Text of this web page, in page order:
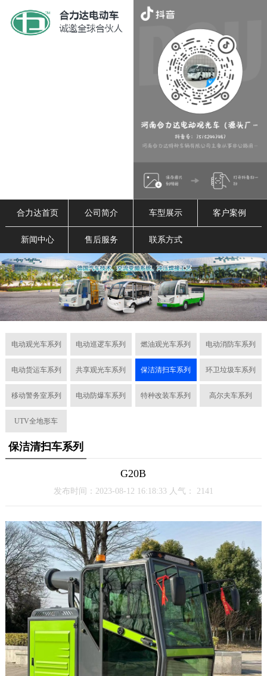
合力达首页 公司简介 车型展示 客户案例
新闻中心 售后服务 联系方式
电动观光车系列 电动巡逻车系列 燃油观光车系列 电动消防车系列
电动货运车系列 共享观光车系列 保洁清扫车系列 环卫垃圾车系列
移动警务室系列 电动防爆车系列 特种改装车系列 高尔夫车系列
UTV全地形车
保洁清扫车系列
G20B
发布时间：2023-08-12 16:18:33 人气： 2141